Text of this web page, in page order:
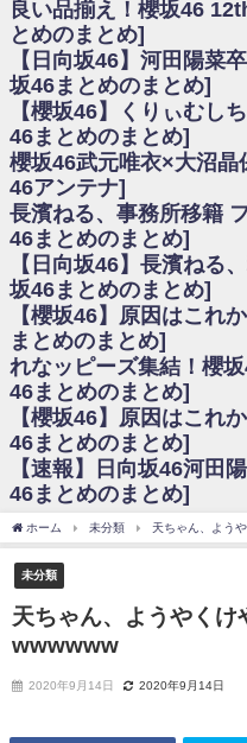
ちゃん、メンバーと会った模様
乃木坂欅坂まとめのまとめ / 【
願いバッハ！』ミーグリ日程がこち
欅坂/日向坂46まとめのまとめ /
これはマジギレしてる
乃木坂46アンテナ / 【櫻坂46】
ィット!】
乃木坂あんてな ～乃木坂46・
をピックアップ / 良い品揃え！櫻坂
シャルグッズ絶賛販売受付中
日向坂46まとめのまとめ / 【日
いバッハ！』ミーグリ日程がこちら
日向坂46まとめのまとめ / 【元
ビで見かけるな
欅坂/日向坂46まとめのまとめ /
『Make or Break』オフィシャルグッ
乃木坂46アンテナ / 【櫻坂46】
ギレしてる
乃木坂あんてな ～乃木坂46・
をピックアップ / れなッピーズ集
ット！」水曜スタジオ出演決定
日向坂46まとめのまとめ / 【日
そう！？
日向坂46まとめのまとめ / 【日
そう！？
ハ！』ミーグリ日程がこちら
乃木坂あんてな ～乃木坂46・
をピックアップ / 日向坂46卒業後初
林さんと再会した結果･･･【激レア
欅坂46/日向坂46まとめのまと
の時代だと話題に
良い品揃え！櫻坂46
とめのまとめ]
【日向坂46】河田陽菜
坂46まとめのまとめ]
【櫻坂46】くりぃむし
46まとめのまとめ]
櫻坂46武元唯衣×大沼
46アンテナ]
長濱ねる、事務所移籍
46まとめのまとめ]
【日向坂46】長濱ねる
坂46まとめのまとめ]
【櫻坂46】原因はこれ
まとめのまとめ]
れなッピーズ集結！櫻
46まとめのまとめ]
【櫻坂46】原因はこれ
46まとめのまとめ]
【速報】日向坂46河田
46まとめのまとめ]
ホーム 未分類 天ちゃん、よう
未分類
天ちゃん、ようやく
wwwwww
2020年9月14日 2020年9月14日